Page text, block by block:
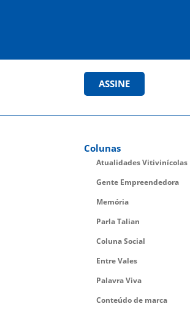
ASSINE
Colunas
Atualidades Vitivinícolas
Gente Empreendedora
Memória
Parla Talian
Coluna Social
Entre Vales
Palavra Viva
Conteúdo de marca